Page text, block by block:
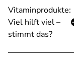
Vitaminprodukte:
Viel hilft viel –
stimmt das?